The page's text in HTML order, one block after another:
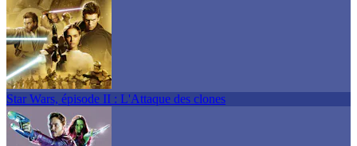
Star Wars, épisode II : L'Attaque des clones